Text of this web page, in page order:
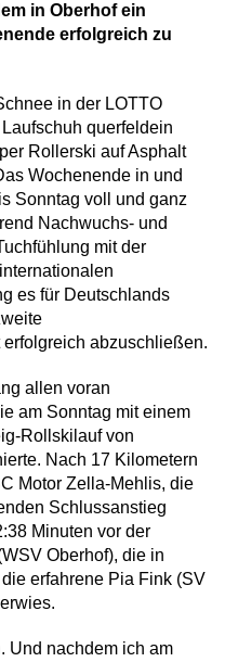
in Oberhof ein
erfolgreich zu
in der LOTTO
querfeldein
Rollerski auf Asphalt
Wochenende in und
Sonntag voll und ganz
Nachwuchs- und
mit der
es für Deutschlands
abzuschließen.
allen voran
am Sonntag mit einem
Rollskilauf von
Nach 17 Kilometern
Motor Zella-Mehlis, die
Schlussanstieg
Minuten vor der
Oberhof), die in
erfahrene Pia Fink (SV
Und nachdem ich am